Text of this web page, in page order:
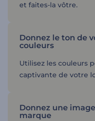
et faites-la vôtre.
Donnez le ton de
couleurs
Utilisez les couleurs
captivante de votre
Donnez une
marque